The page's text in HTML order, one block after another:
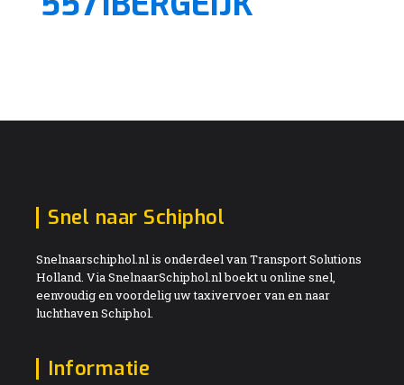
Snel naar Schiphol
Snelnaarschiphol.nl is onderdeel van Transport Solutions
Holland. Via SnelnaarSchiphol.nl boekt u online snel,
eenvoudig en voordelig uw taxivervoer van en naar
luchthaven Schiphol.
Informatie